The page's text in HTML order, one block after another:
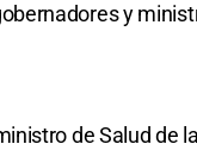
y
de Salud de